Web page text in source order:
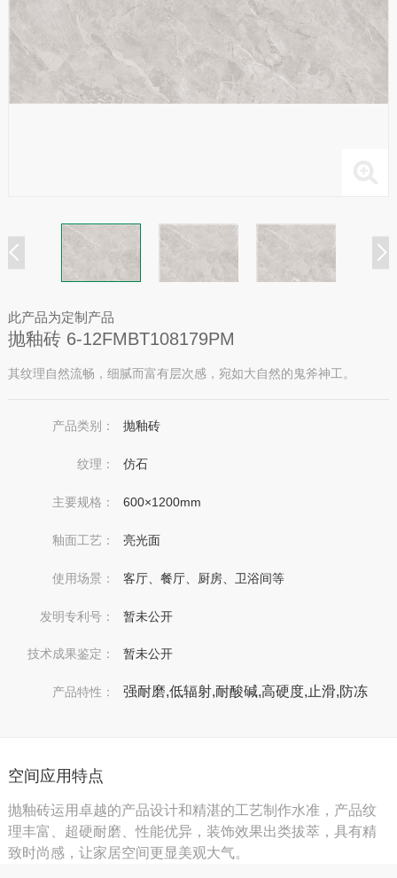
此产品为定制产品
抛釉砖 6-12FMBT108179PM
其纹理自然流畅，细腻而富有层次感，宛如大自然的鬼斧神工。
产品类别： 抛釉砖
纹理： 仿石
主要规格： 600×1200mm
釉面工艺： 亮光面
使用场景： 客厅、餐厅、厨房、卫浴间等
发明专利号： 暂未公开
技术成果鉴定： 暂未公开
产品特性： 强耐磨,低辐射,耐酸碱,高硬度,止滑,防冻
空间应用特点
抛釉砖运用卓越的产品设计和精湛的工艺制作水准，产品纹
理丰富、超硬耐磨、性能优异，装饰效果出类拔萃，具有精
致时尚感，让家居空间更显美观大气。